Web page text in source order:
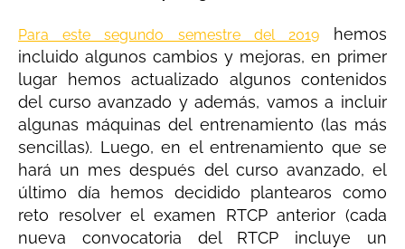
Para este segundo semestre del 2019hemos
incluido algunos cambios y mejoras, en primer
lugar hemos actualizado algunos contenidos
del curso avanzado y además, vamos a incluir
algunas máquinas del entrenamiento (las más
sencillas). Luego, en el entrenamiento que se
hará un mes después del curso avanzado, el
último día hemos decidido plantearos como
reto resolver el examen RTCP anterior (cada
nueva convocatoria del RTCP incluye un